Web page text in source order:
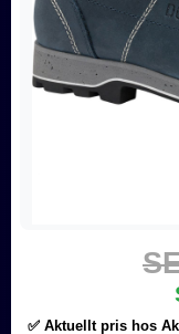
✅ Aktuellt pris hos